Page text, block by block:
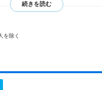
来診療】 ●主に神経内科医・脳神経
自宅に伺い、ご自宅で診療を実施。
を除く